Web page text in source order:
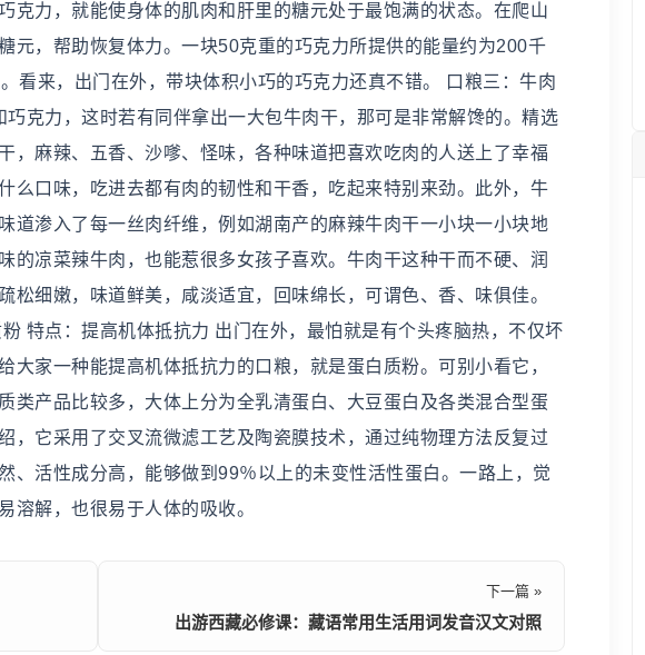
克力，就能使身体的肌肉和肝里的糖元处于最饱满的状态。在爬山
元，帮助恢复体力。一块50克重的巧克力所提供的能量约为200千
看来，出门在外，带块体积小巧的巧克力还真不错。 口粮三：牛肉
克力，这时若有同伴拿出一大包牛肉干，那可是非常解馋的。精选
，麻辣、五香、沙嗲、怪味，各种味道把喜欢吃肉的人送上了幸福
么口味，吃进去都有肉的韧性和干香，吃起来特别来劲。此外，牛
道渗入了每一丝肉纤维，例如湖南产的麻辣牛肉干一小块一小块地
的凉菜辣牛肉，也能惹很多女孩子喜欢。牛肉干这种干而不硬、润
松细嫩，味道鲜美，咸淡适宜，回味绵长，可谓色、香、味俱佳。
特点：提高机体抵抗力 出门在外，最怕就是有个头疼脑热，不仅坏
大家一种能提高机体抵抗力的口粮，就是蛋白质粉。可别小看它，
类产品比较多，大体上分为全乳清蛋白、大豆蛋白及各类混合型蛋
，它采用了交叉流微滤工艺及陶瓷膜技术，通过纯物理方法反复过
、活性成分高，能够做到99％以上的未变性活性蛋白。一路上，觉
溶解，也很易于人体的吸收。
下一篇 »
出游西藏必修课：藏语常用生活用词发音汉文对照